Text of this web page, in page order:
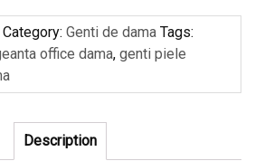
Category: Genti de dama Tags:
office dama, genti piele
Description